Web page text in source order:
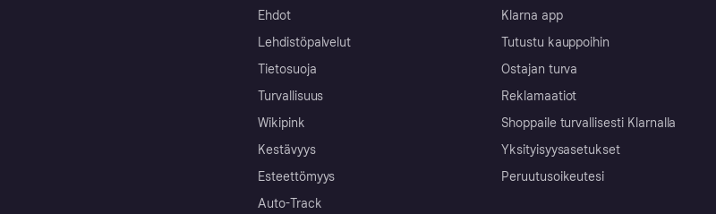
Ehdot
Lehdistöpalvelut
Tietosuoja
Turvallisuus
Wikipink
Kestävyys
Esteettömyys
Auto-Track
Klarna app
Tutustu kauppoihin
Ostajan turva
Reklamaatiot
Shoppaile turvallisesti Klarnalla
Yksityisyysasetukset
Peruutusoikeutesi